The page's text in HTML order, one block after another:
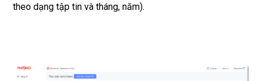
theo dạng tập tin và tháng, năm).